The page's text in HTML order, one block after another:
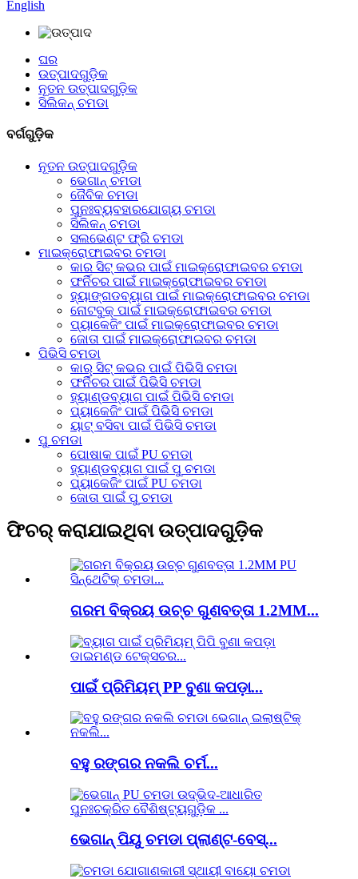
English
ଘର
ଉତ୍ପାଦଗୁଡ଼ିକ
ନୂତନ ଉତ୍ପାଦଗୁଡ଼ିକ
ସିଲିକନ୍ ଚମଡା
ବର୍ଗଗୁଡ଼ିକ
ନୂତନ ଉତ୍ପାଦଗୁଡ଼ିକ
ଭେଗାନ୍ ଚମଡା
ଜୈବିକ ଚମଡା
ପୁନଃବ୍ୟବହାରଯୋଗ୍ୟ ଚମଡା
ସିଲିକନ୍ ଚମଡା
ସଲଭେଣ୍ଟ ଫ୍ରି ଚମଡା
ମାଇକ୍ରୋଫାଇବର ଚମଡା
କାର ସିଟ୍ କଭର ପାଇଁ ମାଇକ୍ରୋଫାଇବର ଚମଡା
ଫର୍ନିଚର ପାଇଁ ମାଇକ୍ରୋଫାଇବର ଚମଡା
ହ୍ୟାଙ୍ଗଡବ୍ୟାଗ ପାଇଁ ମାଇକ୍ରୋଫାଇବର ଚମଡା
ନୋଟବୁକ୍ ପାଇଁ ମାଇକ୍ରୋଫାଇବର ଚମଡା
ପ୍ୟାକେଜିଂ ପାଇଁ ମାଇକ୍ରୋଫାଇବର ଚମଡା
ଜୋତା ପାଇଁ ମାଇକ୍ରୋଫାଇବର ଚମଡା
ପିଭିସି ଚମଡା
କାର୍ ସିଟ୍ କଭର ପାଇଁ ପିଭିସି ଚମଡା
ଫର୍ନିଚର ପାଇଁ ପିଭିସି ଚମଡା
ହ୍ୟାଣ୍ଡବ୍ୟାଗ ପାଇଁ ପିଭିସି ଚମଡା
ପ୍ୟାକେଜିଂ ପାଇଁ ପିଭିସି ଚମଡା
ୟାଟ୍ ବସିବା ପାଇଁ ପିଭିସି ଚମଡା
ପୁ ଚମଡା
ପୋଷାକ ପାଇଁ PU ଚମଡା
ହ୍ୟାଣ୍ଡବ୍ୟାଗ ପାଇଁ ପୁ ଚମଡା
ପ୍ୟାକେଜିଂ ପାଇଁ PU ଚମଡା
ଜୋତା ପାଇଁ ପୁ ଚମଡା
ଫିଚର୍ କରାଯାଇଥିବା ଉତ୍ପାଦଗୁଡ଼ିକ
ଗରମ ବିକ୍ରୟ ଉଚ୍ଚ ଗୁଣବତ୍ତା 1.2MM...
ପାଇଁ ପ୍ରିମିୟମ୍ PP ବୁଣା କପଡ଼ା...
ବହୁ ରଙ୍ଗର ନକଲି ଚର୍ମ...
ଭେଗାନ୍ ପିୟୁ ଚମଡା ପ୍ଲାଣ୍ଟ-ବେସ୍...